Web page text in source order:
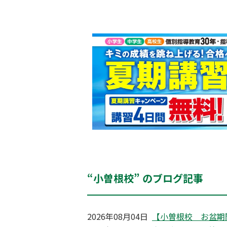
“小曽根校” のブログ記事
2026年08月04日
【小曽根校 お盆